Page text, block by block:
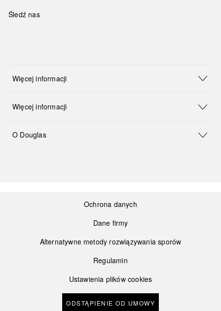
Śledź nas
Więcej informacji
Więcej informacji
O Douglas
Ochrona danych
Dane firmy
Alternatywne metody rozwiązywania sporów
Regulamin
Ustawienia plików cookies
ODSTĄPIENIE OD UMOWY